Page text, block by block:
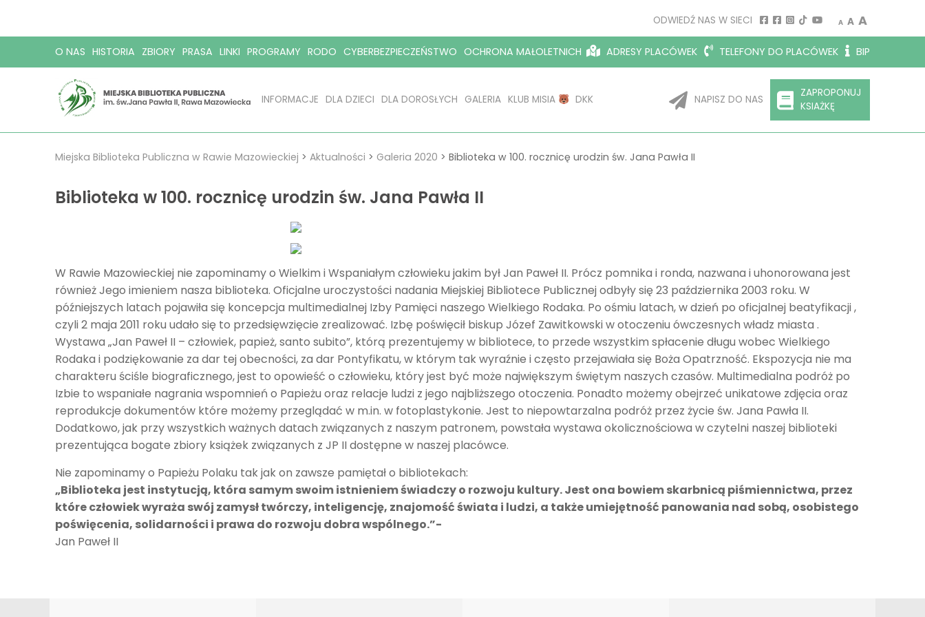
ODWIEDŹ NAS W SIECI A
Decrease font size.
A Reset font
A
O NAS HISTORIA ZBIORY PRASA LINKI PROGRAMY RODO CYBERBEZPIECZEŃSTWO OCHRONA MAŁOLETNICH ADRESY PLACÓWEK TELEFONY DO PLACÓWEK BIP
INFORMACJE DLA DZIECI DLA DOROSŁYCH GALERIA KLUB MISIA DKK NAPISZ DO NAS
ZAPROPONUJ
KSIAŻKĘ
Miejska Biblioteka Publiczna w Rawie Mazowieckiej > Aktualności > Galeria 2020 > Biblioteka w 100. rocznicę urodzin św. Jana Pawła II
Biblioteka w 100. rocznicę urodzin św. Jana Pawła II
W Rawie Mazowieckiej nie zapominamy o Wielkim i Wspaniałym człowieku jakim był Jan Paweł II. Prócz pomnika i ronda, nazwana i uhonorowana jest
również Jego imieniem nasza biblioteka. Oficjalne uroczystości nadania Miejskiej Bibliotece Publicznej odbyły się 23 października 2003 roku. W
późniejszych latach pojawiła się koncepcja multimedialnej Izby Pamięci naszego Wielkiego Rodaka. Po ośmiu latach, w dzień po oficjalnej beatyfikacji ,
czyli 2 maja 2011 roku udało się to przedsięwzięcie zrealizować. Izbę poświęcił biskup Józef Zawitkowski w otoczeniu ówczesnych władz miasta .
Wystawa „Jan Paweł II – człowiek, papież, santo subito”, którą prezentujemy w bibliotece, to przede wszystkim spłacenie długu wobec Wielkiego
Rodaka i podziękowanie za dar tej obecności, za dar Pontyfikatu, w którym tak wyraźnie i często przejawiała się Boża Opatrzność. Ekspozycja nie ma
charakteru ściśle biograficznego, jest to opowieść o człowieku, który jest być może największym świętym naszych czasów. Multimedialna podróż po
Izbie to wspaniałe nagrania wspomnień o Papieżu oraz relacje ludzi z jego najbliższego otoczenia. Ponadto możemy obejrzeć unikatowe zdjęcia oraz
reprodukcje dokumentów które możemy przeglądać w m.in. w fotoplastykonie. Jest to niepowtarzalna podróż przez życie św. Jana Pawła II.
Dodatkowo, jak przy wszystkich ważnych datach związanych z naszym patronem, powstała wystawa okolicznościowa w czytelni naszej biblioteki
prezentująca bogate zbiory książek związanych z JP II dostępne w naszej placówce.
Nie zapominamy o Papieżu Polaku tak jak on zawsze pamiętał o bibliotekach:
„Biblioteka jest instytucją, która samym swoim istnieniem świadczy o rozwoju kultury. Jest ona bowiem skarbnicą piśmiennictwa, przez
które człowiek wyraża swój zamysł twórczy, inteligencję, znajomość świata i ludzi, a także umiejętność panowania nad sobą, osobistego
poświęcenia, solidarności i prawa do rozwoju dobra wspólnego.”-
Jan Paweł II